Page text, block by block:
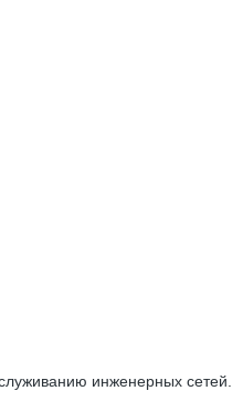
инженерных сетей.